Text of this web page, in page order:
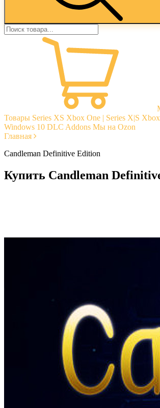
Товары Series XS Xbox One | Series X|S
Windows 10 DLC Addons Мы на Ozon
Главная
Candleman Definitive Edition
Купить Candleman